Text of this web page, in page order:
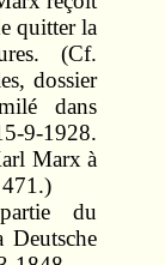
quitter la
(Cf.
dossier
dans
9-1928.
Marx à
du
Deutsche